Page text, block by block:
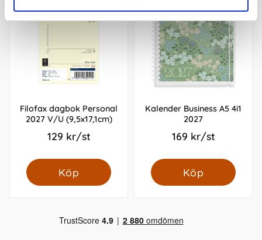
Filofax dagbok Personal
2027 V/U (9,5x17,1cm)
129 kr/st
Köp
Kalender Business A5 4i1
2027
169 kr/st
Köp